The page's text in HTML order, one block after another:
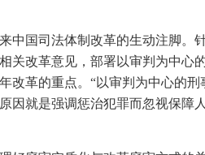
国司法体制改革的生动注脚。
改革意见，部署以审判为中心
革的重点。“以审判为中心的
就是强调惩治犯罪而忽视保障